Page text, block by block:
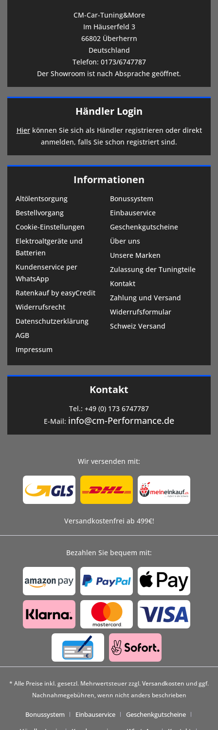
CM-Car-Tuning&More
Im Häuserfeld 3
66802 Überherrn
Deutschland
Telefon: 0173/6747787
Der Showroom ist nach Absprache geöffnet.
Händler Login
Hierkönnen Sie sich als Händler registrieren oder direkt
anmelden, falls Sie schon registriert sind.
Informationen
Altölentsorgung
Bestellvorgang
Cookie-Einstellungen
Elektroaltgeräte und
Batterien
Kundenservice per
WhatsApp
Ratenkauf by easyCredit
Widerrufsrecht
Datenschutzerklärung
AGB
Impressum
Bonussystem
Einbauservice
Geschenkgutscheine
Über uns
Unsere Marken
Zulassung der Tuningteile
Kontakt
Zahlung und Versand
Widerrufsformular
Schweiz Versand
Kontakt
Tel.: +49 (0) 173 6747787
E-Mail: info@cm-Performance.de
Wir versenden mit:
Versandkostenfrei ab 499€!
Bezahlen Sie bequem mit:
* Alle Preise inkl. gesetzl. Mehrwertsteuer zzgl.Versandkosten und ggf.
Nachnahmegebühren, wenn nicht anders beschrieben
Bonussystem Einbauservice
Geschenkgutscheine